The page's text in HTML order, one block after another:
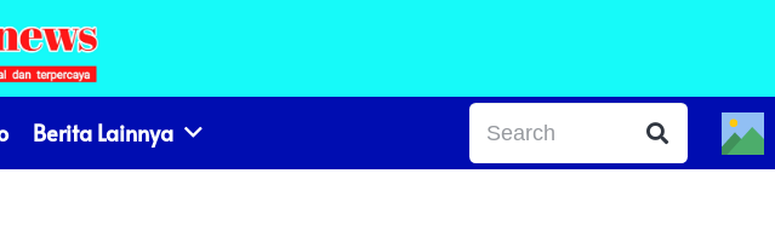
Berita Lainnya